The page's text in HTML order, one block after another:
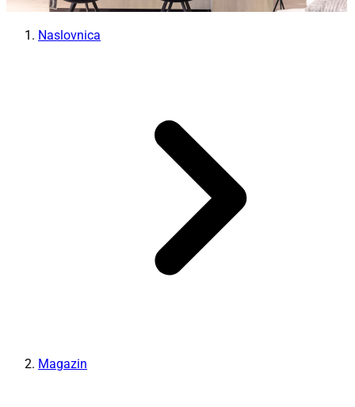
Naslovnica
Magazin